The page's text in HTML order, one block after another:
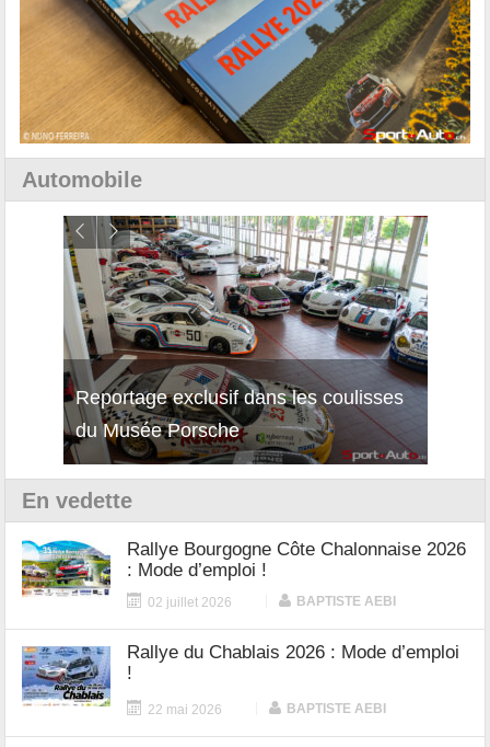
Automobile
Reportage exclusif dans les coulisses
du Musée Porsche
Découverte de la nouvelle Ferrari
12Cilindri Manuale
En vedette
Rallye Bourgogne Côte Chalonnaise 2026
: Mode d’emploi !
02 juillet 2026 BAPTISTE AEBI
Rallye du Chablais 2026 : Mode d’emploi
!
22 mai 2026 BAPTISTE AEBI